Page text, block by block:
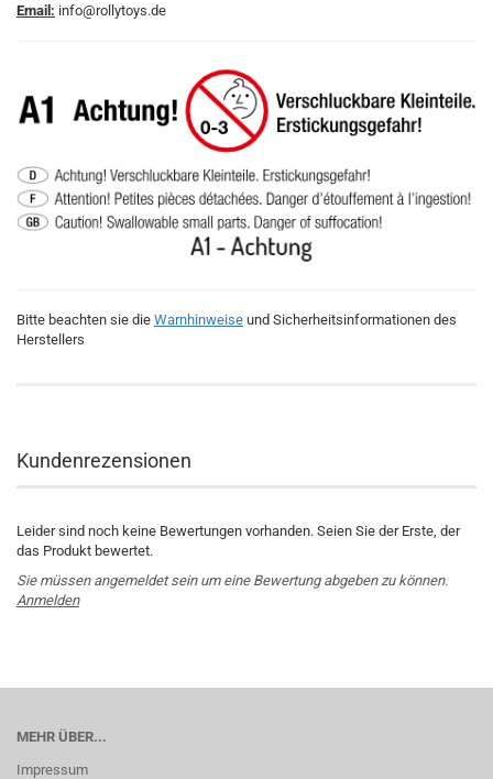
Email: info@rollytoys.de
Bitte beachten sie die Warnhinweise und Sicherheitsinformationen des
Herstellers
Kundenrezensionen
Leider sind noch keine Bewertungen vorhanden. Seien Sie der Erste, der
das Produkt bewertet.
Sie müssen angemeldet sein um eine Bewertung abgeben zu können.
Anmelden
MEHR ÜBER...
Impressum